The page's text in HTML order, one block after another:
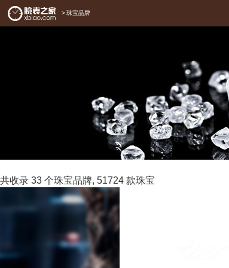
> 珠宝品牌
共收录 33 个珠宝品牌, 51724 款珠宝